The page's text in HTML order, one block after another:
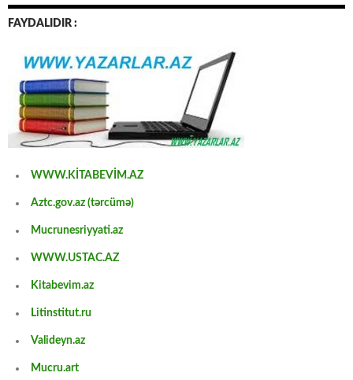
FAYDALIDIR :
WWW.KİTABEVİM.AZ
Aztc.gov.az (tərcümə)
Mucrunesriyyati.az
WWW.USTAC.AZ
Kitabevim.az
Litinstitut.ru
Valideyn.az
Mucru.art